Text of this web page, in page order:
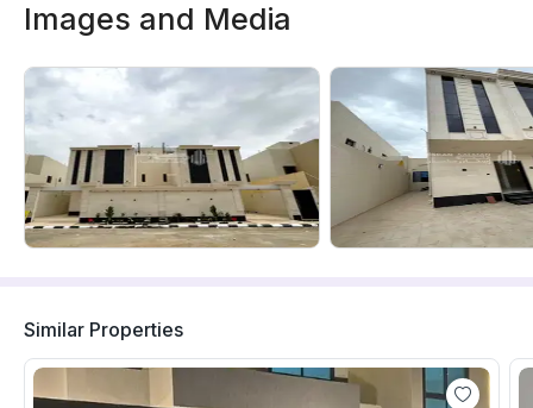
Images and Media
Similar Properties